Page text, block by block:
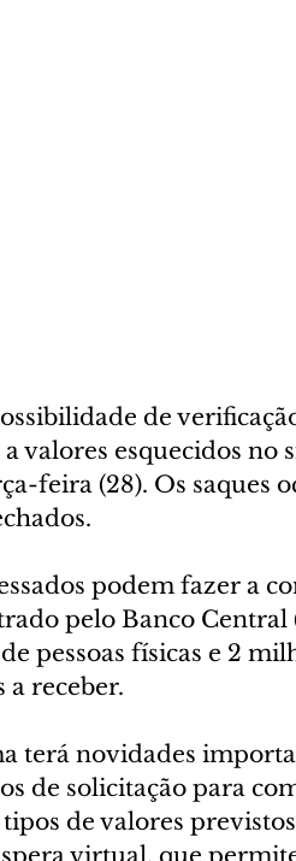
de
valores esquecidos no
feira (28). Os saques
podem fazer a
pelo Banco Central
pessoas físicas e 2
a receber.
terá novidades
de solicitação para
tipos de valores
virtual, que